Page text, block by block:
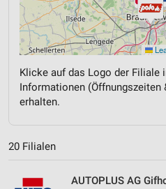
Klicke auf das Logo der Filiale
Informationen (Öffnungszeiten
erhalten.
20 Filialen
AUTOPLUS AG